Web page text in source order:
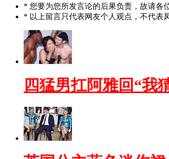
* 您要为您所发言论的后果负责，故请各
* 以上留言只代表网友个人观点，不代表
四猛男扛阿雅回“我